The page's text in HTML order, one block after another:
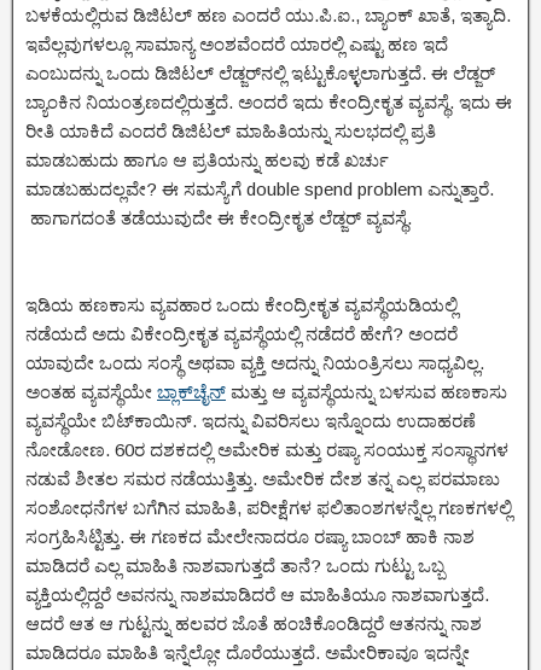
ಬಳಕೆಯಲ್ಲಿರುವ ಡಿಜಿಟಲ್ ಹಣ ಎಂದರೆ ಯು.ಪಿ.ಐ., ಬ್ಯಾಂಕ್ ಖಾತೆ, ಇತ್ಯಾದಿ.
ಇವೆಲ್ಲವುಗಳಲ್ಲೂ ಸಾಮಾನ್ಯ ಅಂಶವೆಂದರೆ ಯಾರಲ್ಲಿ ಎಷ್ಟು ಹಣ ಇದೆ
ಎಂಬುದನ್ನು ಒಂದು ಡಿಜಿಟಲ್ ಲೆಡ್ಜರ್‌ನಲ್ಲಿ ಇಟ್ಟುಕೊಳ್ಳಲಾಗುತ್ತದೆ. ಈ ಲೆಡ್ಜರ್
ಬ್ಯಾಂಕಿನ ನಿಯಂತ್ರಣದಲ್ಲಿರುತ್ತದೆ. ಅಂದರೆ ಇದು ಕೇಂದ್ರೀಕೃತ ವ್ಯವಸ್ಥೆ. ಇದು ಈ
ರೀತಿ ಯಾಕಿದೆ ಎಂದರೆ ಡಿಜಿಟಲ್ ಮಾಹಿತಿಯನ್ನು ಸುಲಭದಲ್ಲಿ ಪ್ರತಿ
ಮಾಡಬಹುದು ಹಾಗೂ ಆ ಪ್ರತಿಯನ್ನು ಹಲವು ಕಡೆ ಖರ್ಚು
ಮಾಡಬಹುದಲ್ಲವೇ? ಈ ಸಮಸ್ಯೆಗೆ double spend problem ಎನ್ನುತ್ತಾರೆ.
ಹಾಗಾಗದಂತೆ ತಡೆಯುವುದೇ ಈ ಕೇಂದ್ರೀಕೃತ ಲೆಡ್ಜರ್ ವ್ಯವಸ್ಥೆ.
ಇಡಿಯ ಹಣಕಾಸು ವ್ಯವಹಾರ ಒಂದು ಕೇಂದ್ರೀಕೃತ ವ್ಯವಸ್ಥೆಯಡಿಯಲ್ಲಿ
ನಡೆಯದೆ ಅದು ವಿಕೇಂದ್ರೀಕೃತ ವ್ಯವಸ್ಥೆಯಲ್ಲಿ ನಡೆದರೆ ಹೇಗೆ? ಅಂದರೆ
ಯಾವುದೇ ಒಂದು ಸಂಸ್ಥೆ ಅಥವಾ ವ್ಯಕ್ತಿ ಅದನ್ನು ನಿಯಂತ್ರಿಸಲು ಸಾಧ್ಯವಿಲ್ಲ.
ಅಂತಹ ವ್ಯವಸ್ಥೆಯೇ ಬ್ಲಾಕ್‌ಚೈನ್ ಮತ್ತು ಆ ವ್ಯವಸ್ಥೆಯನ್ನು ಬಳಸುವ ಹಣಕಾಸು
ವ್ಯವಸ್ಥೆಯೇ ಬಿಟ್‌ಕಾಯಿನ್. ಇದನ್ನು ವಿವರಿಸಲು ಇನ್ನೊಂದು ಉದಾಹರಣೆ
ನೋಡೋಣ. 60ರ ದಶಕದಲ್ಲಿ ಅಮೇರಿಕ ಮತ್ತು ರಷ್ಯಾ ಸಂಯುಕ್ತ ಸಂಸ್ಥಾನಗಳ
ನಡುವೆ ಶೀತಲ ಸಮರ ನಡೆಯುತ್ತಿತ್ತು. ಅಮೇರಿಕ ದೇಶ ತನ್ನ ಎಲ್ಲ ಪರಮಾಣು
ಸಂಶೋಧನೆಗಳ ಬಗೆಗಿನ ಮಾಹಿತಿ, ಪರೀಕ್ಷೆಗಳ ಫಲಿತಾಂಶಗಳನ್ನೆಲ್ಲ ಗಣಕಗಳಲ್ಲಿ
ಸಂಗ್ರಹಿಸಿಟ್ಟಿತ್ತು. ಈ ಗಣಕದ ಮೇಲೇನಾದರೂ ರಷ್ಯಾ ಬಾಂಬ್ ಹಾಕಿ ನಾಶ
ಮಾಡಿದರೆ ಎಲ್ಲ ಮಾಹಿತಿ ನಾಶವಾಗುತ್ತದೆ ತಾನೆ? ಒಂದು ಗುಟ್ಟು ಒಬ್ಬ
ವ್ಯಕ್ತಿಯಲ್ಲಿದ್ದರೆ ಅವನನ್ನು ನಾಶಮಾಡಿದರೆ ಆ ಮಾಹಿತಿಯೂ ನಾಶವಾಗುತ್ತದೆ.
ಆದರೆ ಆತ ಆ ಗುಟ್ಟನ್ನು ಹಲವರ ಜೊತೆ ಹಂಚಿಕೊಂಡಿದ್ದರೆ ಆತನನ್ನು ನಾಶ
ಮಾಡಿದರೂ ಮಾಹಿತಿ ಇನ್ನೆಲ್ಲೋ ದೊರೆಯುತ್ತದೆ. ಅಮೇರಿಕಾವೂ ಇದನ್ನೇ